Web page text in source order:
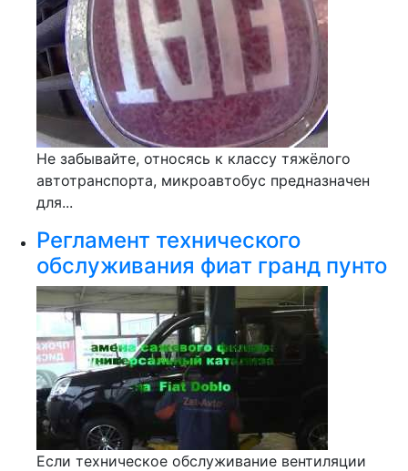
Не забывайте, относясь к классу тяжёлого
автотранспорта, микроавтобус предназначен
для...
Регламент технического
обслуживания фиат гранд пунто
Если техническое обслуживание вентиляции